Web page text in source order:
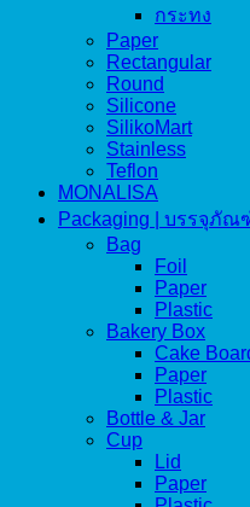
กระทง
Paper
Rectangular
Round
Silicone
SilikoMart
Stainless
Teflon
MONALISA
Packaging | บรรจุภัณ
Bag
Foil
Paper
Plastic
Bakery Box
Cake
Paper
Plastic
Bottle & Jar
Cup
Lid
Paper